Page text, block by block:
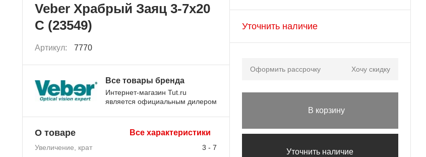
Veber Храбрый Заяц 3-7x20
C (23549)
Артикул: 7770
Все товары бренда
Интернет-магазин Tut.ru
является официальным дилером
О товаре Все характеристики
Увеличение, крат 3 - 7
Уточнить наличие
Оформить рассрочку Хочу скидку
В корзину
Уточнить наличие